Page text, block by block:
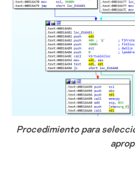
Procedimiento para